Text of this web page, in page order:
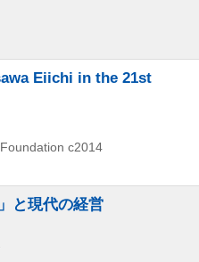
Eiichi in the 21st
c2014
と現代の経営